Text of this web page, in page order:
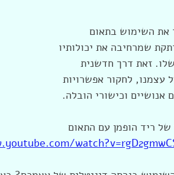
את השימוש בתאום
שמרחיבה את יכולותיו
זאת דרך חדשנית
לחקור אפשרויות
וכישורי הובלה.
של ריד הופמן עם התאום